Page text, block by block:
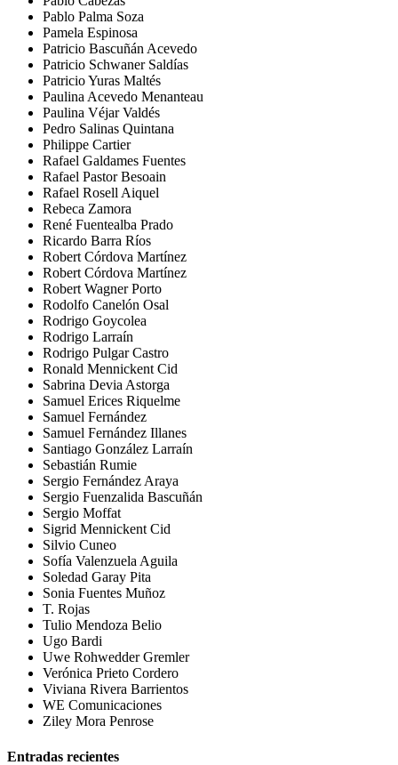
Pablo Palma Soza
Pamela Espinosa
Patricio Bascuñán Acevedo
Patricio Schwaner Saldías
Patricio Yuras Maltés
Paulina Acevedo Menanteau
Paulina Véjar Valdés
Pedro Salinas Quintana
Philippe Cartier
Rafael Galdames Fuentes
Rafael Pastor Besoain
Rafael Rosell Aiquel
Rebeca Zamora
René Fuentealba Prado
Ricardo Barra Ríos
Robert Córdova Martínez
Robert Córdova Martínez
Robert Wagner Porto
Rodolfo Canelón Osal
Rodrigo Goycolea
Rodrigo Larraín
Rodrigo Pulgar Castro
Ronald Mennickent Cid
Sabrina Devia Astorga
Samuel Erices Riquelme
Samuel Fernández
Samuel Fernández Illanes
Santiago González Larraín
Sebastián Rumie
Sergio Fernández Araya
Sergio Fuenzalida Bascuñán
Sergio Moffat
Sigrid Mennickent Cid
Silvio Cuneo
Sofía Valenzuela Aguila
Soledad Garay Pita
Sonia Fuentes Muñoz
T. Rojas
Tulio Mendoza Belio
Ugo Bardi
Uwe Rohwedder Gremler
Verónica Prieto Cordero
Viviana Rivera Barrientos
WE Comunicaciones
Ziley Mora Penrose
Entradas recientes